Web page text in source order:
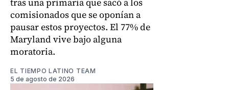
comisionados que se oponían a
pausar estos proyectos. El 77% de
Maryland vive bajo alguna
moratoria.
EL TIEMPO LATINO TEAM
5 de agosto de 2026